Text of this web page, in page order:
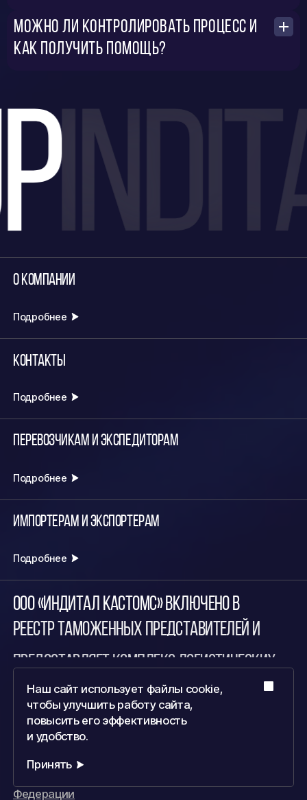
Можно ли контролировать процесс и
как получить помощь?
Перевозчикам и экспедиторам
Подробнее
Импортерам и экспортерам
Подробнее
О компании
Подробнее
Контакты
Подробнее
ООО «ИНДИТАЛ КАСТОМС» ВКЛЮЧЕНО В
РЕЕСТР ТАМОЖЕННЫХ ПРЕДСТАВИТЕЛЕЙ И
ПРЕДОСТАВЛЯЕТ КОМПЛЕКС ЛОГИСТИЧЕСКИХ
И ТАМОЖЕННЫХ УСЛУГ В СТРАНАХ СНГ И ЕС
Публичная оферта об оказании услуг
поручительства перед таможенными органами
Российской Федерации
Публичная оферта об оказании услуг по процедуре
таможенного транзита с применением
Федерации
Наш сайт использует файлы cookie,
чтобы улучшить работу сайта,
повысить его эффективность
и удобство.
Принять